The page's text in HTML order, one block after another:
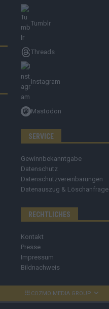
Tumblr
Threads
Instagram
Mastodon
SERVICE
Gewinnbekanntgabe
Datenschutz
Datenschutzvereinbarungen
Datenauszug & Löschanfrage
RECHTLICHES
Kontakt
Presse
Impressum
Bildnachweis
COZMO MEDIA GROUP